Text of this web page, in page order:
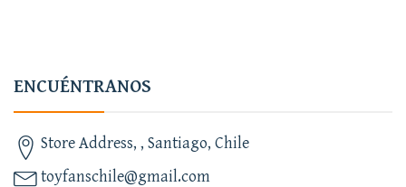
ENCUÉNTRANOS
Store Address, , Santiago, Chile
toyfanschile@gmail.com